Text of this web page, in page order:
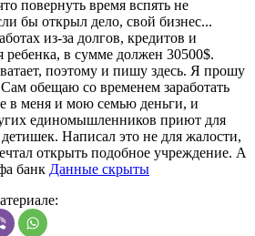
повернуть время вспять не
бы открыл дело, свой бизнес...
из-за долгов, кредитов и
ребенка, в сумме должен 30500$.
поэтому и пишу здесь. Я прошу
обещаю со временем заработать
в меня и мою семью деньги, и
единомышленников приют для
Написал это не для жалости,
открыть подобное учреждение. А
банк Данные скрыты